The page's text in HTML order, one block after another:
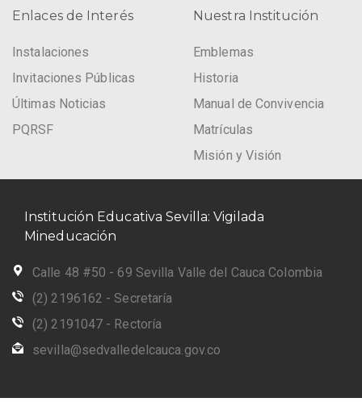
Enlaces de Interés
Instalaciones
Invitaciones Públicas
Últimas Noticias
PQRSF
Nuestra Institución
Emblemas
Historia
Manual de Convivencia
Matrículas
Misión y Visión
Institución Educativa Sevilla: Vigilada
Mineducación
Calle 48 #50 - 69 Sevilla Valle del Cauca Colombia
(2) 2196162 - Secretaría
(2) 2191047 - Rectoría
sevilla@sedvalledelcauca.gov.co